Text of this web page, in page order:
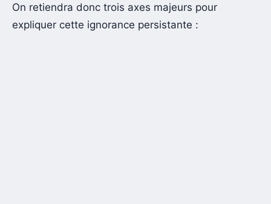
On retiendra donc trois axes majeurs pour
expliquer cette ignorance persistante :